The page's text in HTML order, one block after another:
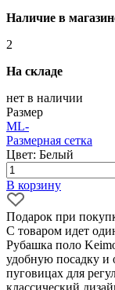
Наличие в
2
На складе
нет в наличии
Размер
ML-
Размерная сетка
Цвет: Белый
В корзину
Подарок при
С товаром идет
Рубашка поло
удобную посадку и
пуговицах для
классический